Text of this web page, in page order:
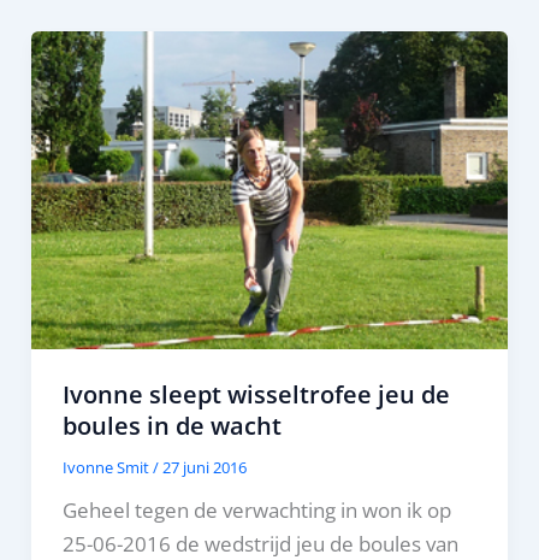
Ivonne sleept wisseltrofee jeu de
boules in de wacht
Ivonne Smit/27 juni 2016
Geheel tegen de verwachting in won ik op
25-06-2016 de wedstrijd jeu de boules van